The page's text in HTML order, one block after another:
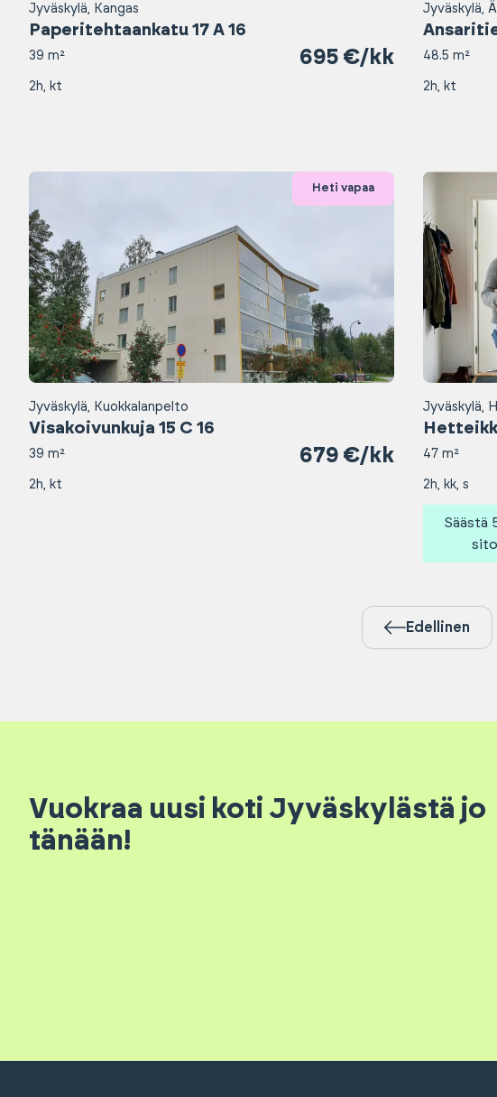
Jyväskylä, Kangas
Paperitehtaankatu 17 A 16
39 m² 695 €/kk
2h, kt
Jyväskylä,
48.5 m²
2h, kt
Heti vapaa
Jyväskylä, Kuokkalanpelto
Visakoivunkuja 15 C 16
39 m² 679 €/kk
2h, kt
Jyväskylä,
47 m²
2h, kk, s
Säästä
Edellinen
Vuokraa uusi koti Jyväskylästä jo
tänään!